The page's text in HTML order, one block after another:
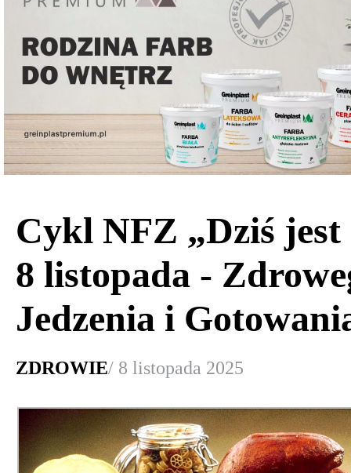
Cykl NFZ „Dziś
8 listopada -
Jedzenia i
ZDROWIE/ 8 listopada 2025